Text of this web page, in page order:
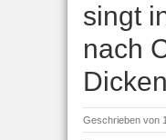
singt
nach
Geschrieben von